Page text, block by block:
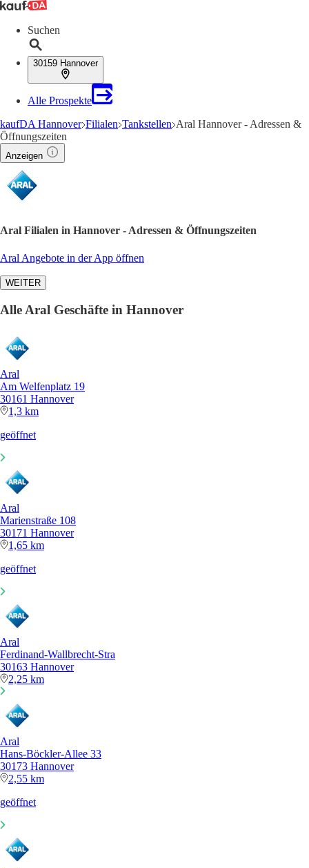
Suchen
30159 Hannover
Alle Prospekte
kaufDA Hannover Filialen Tankstellen Aral Hannover - Adressen &
Öffnungszeiten
Anzeigen
Aral Filialen in Hannover - Adressen & Öffnungszeiten
Aral Angebote in der App öffnen
WEITER
Alle Aral Geschäfte in Hannover
Aral
Am Welfenplatz 19
30161 Hannover
1,3 km
geöffnet
Aral
Marienstraße 108
30171 Hannover
1,65 km
geöffnet
Aral
Ferdinand-Wallbrecht-Stra
30163 Hannover
2,25 km
Aral
Hans-Böckler-Allee 33
30173 Hannover
2,55 km
geöffnet